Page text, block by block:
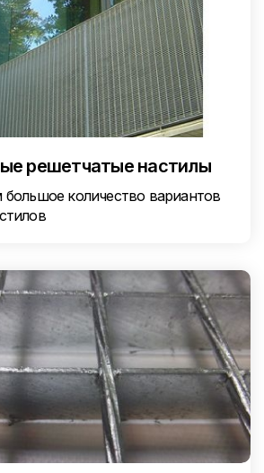
решетчатые настилы
количество вариантов